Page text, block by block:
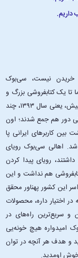
داریم.
خریدن نیست، سی‌بوک
تا یک کتابفروشی بزرگ و
پروپیمون تنها به اندازۀ یک کلیک شده. چند سال پیش، یعنی سال ۱۳۹۳، چند
دور هم جمع شدند؛ اون‌
بین کاربرهای ایرانی پا
اهالی سی‌بوک رویای
رویای پیدا کردن
هم نداشت و این
این کشور پهناور محقق
در اختیار داره، محصولات
و سریع‌ترین راه‌های در
امیدواره هیچ خونه‌یی
و هدف هر آنچه در توان
خوش اومدید.